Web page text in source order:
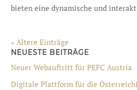
bieten eine dynamische und
« Ältere Einträge
NEUESTE BEITRÄGE
Neuer Webauftritt für PEFC Austria
Digitale Plattform für die